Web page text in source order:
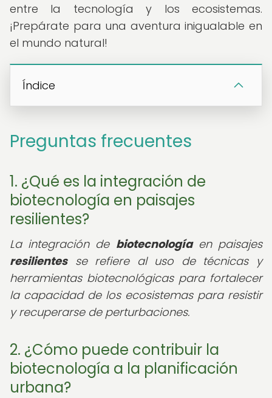
entre la tecnología y los ecosistemas.
¡Prepárate para una aventura inigualable en
el mundo natural!
Índice
Preguntas frecuentes
1. ¿Qué es la integración de
biotecnología en paisajes
resilientes?
La integración de biotecnologíaen paisajes
resilientesse refiere al uso de técnicas y
herramientas biotecnológicas para fortalecer
la capacidad de los ecosistemas para resistir
y recuperarse de perturbaciones.
2. ¿Cómo puede contribuir la
biotecnología a la planificación
urbana?